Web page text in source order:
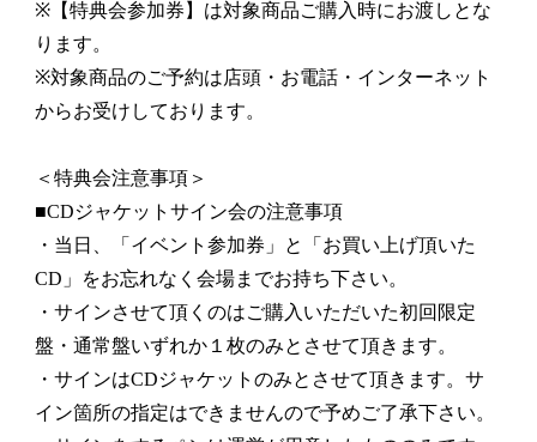
※【特典会参加券】は対象商品ご購入時にお渡しとな
ります。
※対象商品のご予約は店頭・お電話・インターネット
からお受けしております。
＜特典会注意事項＞
■CDジャケットサイン会の注意事項
・当日、「イベント参加券」と「お買い上げ頂いた
CD」をお忘れなく会場までお持ち下さい。
・サインさせて頂くのはご購入いただいた初回限定
盤・通常盤いずれか１枚のみとさせて頂きます。
・サインはCDジャケットのみとさせて頂きます。サ
イン箇所の指定はできませんので予めご了承下さい。